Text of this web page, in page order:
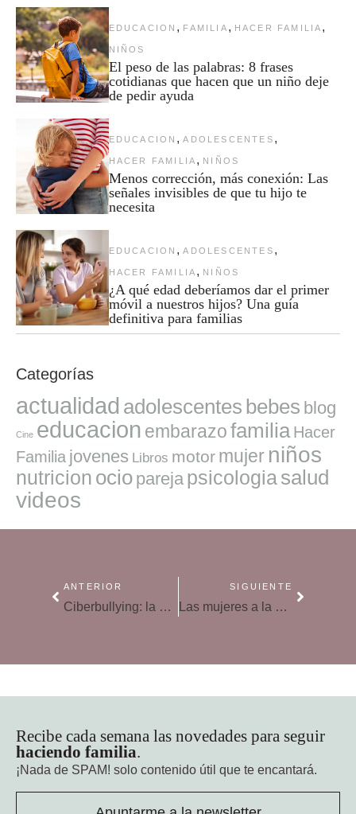
EDUCACION , FAMILIA , HACER FAMILIA ,
NIÑOS
El peso de las palabras: 8 frases
cotidianas que hacen que un niño deje
de pedir ayuda
EDUCACION , ADOLESCENTES ,
HACER FAMILIA , NIÑOS
Menos corrección, más conexión: Las
señales invisibles de que tu hijo te
necesita
EDUCACION , ADOLESCENTES ,
HACER FAMILIA , NIÑOS
¿A qué edad deberíamos dar el primer
móvil a nuestros hijos? Una guía
definitiva para familias
Categorías
actualidad adolescentes bebes blog
Cine educacion embarazofamilia Hacer
Familia jovenes Libros motor mujer niños
nutricion ocio pareja psicologiasalud
videos
ANTERIOR
Ciberbullying: la moda de grabar la paliza feliz
SIGUIENTE
Las mujeres a la cola de matriculación en carreras TIC
Recibe cada semana las novedades para seguir
haciendo familia.
¡Nada de SPAM! solo contenido útil que te encantará.